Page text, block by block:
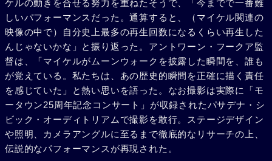
ケルの動きを合せる努力を重ねたそうで、「今までで一番難
しいパフォーマンスだった。通算すると、（マイケル関連の
映像の中で）自分史上最多の再生回数になるくらい再生した
んじゃないかな」と振り返った。アントワーン・フークア監
督は、「マイケルがムーンウォークを披露した瞬間を、誰も
が覚えている。私たちは、あの歴史的瞬間を正確に描く責任
を感じていた」と熱い思いを語った。なお撮影は実際に「モ
ータウン25周年記念コンサート」が収録されたパサデナ・シ
ビック・オーディトリアムで撮影を敢行。ステージデザイン
や照明、カメラアングルに至るまで徹底的なリサーチの上、
伝説的なパフォーマンスが再現された。